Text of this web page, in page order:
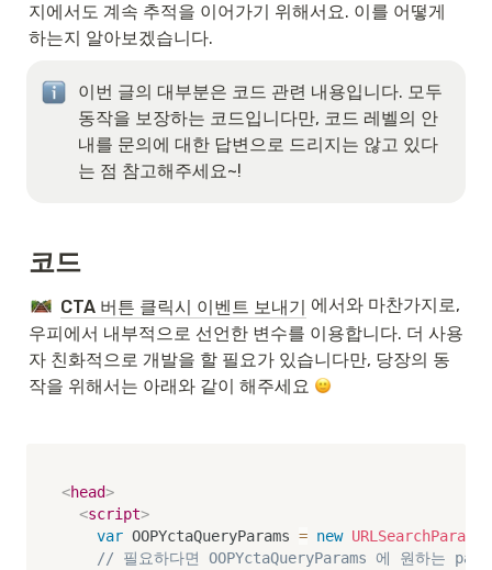
지에서도 계속 추적을 이어가기 위해서요. 이를 어떻게
하는지 알아보겠습니다.
이번 글의 대부분은 코드 관련 내용입니다. 모두
동작을 보장하는 코드입니다만, 코드 레벨의 안
내를 문의에 대한 답변으로 드리지는 않고 있다
는 점 참고해주세요~!
코드
CTA 버튼 클릭시 이벤트 보내기
에서와 마찬가지로,
우피에서 내부적으로 선언한 변수를 이용합니다. 더 사용
자 친화적으로 개발을 할 필요가 있습니다만, 당장의 동
작을 위해서는 아래와 같이 해주세요
<head>
<script>
var OOPYctaQueryParams = new URLSearchParams
// 필요하다면 OOPYctaQueryParams 에 원하는